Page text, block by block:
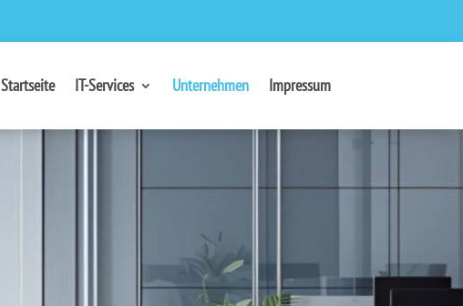
Startseite IT-Services Unternehmen Impressum